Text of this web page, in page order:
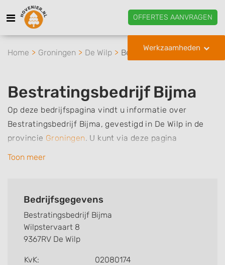
OFFERTES AANVRAGEN
Werkzaamheden
Home Groningen De Wilp Bestratingsbedrijf Bijma
Bestratingsbedrijf Bijma
Op deze bedrijfspagina vindt u informatie over
Bestratingsbedrijf Bijma, gevestigd in De Wilp in de
provincie Groningen. U kunt via deze pagina
eenvoudig contact met het bedrijf opnemen door te
kunt u snel zien welke zaken Bestratingsbedrijf Bijma
of review achterlaten als u al ervaring heeft met dit
bedrijf.
Zoekt u een ander bedrijf? Bekijk dan andere
Toon meer
Bedrijfsgegevens
Bestratingsbedrijf Bijma
Wilpstervaart 8
9367RV De Wilp
KvK:
02080174